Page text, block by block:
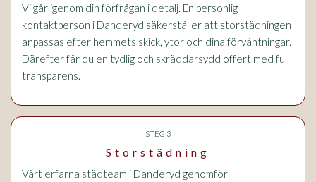
Vi går igenom din förfrågan i detalj. En personlig
kontaktperson i Danderyd säkerställer att storstädningen
anpassas efter hemmets skick, ytor och dina förväntningar.
Därefter får du en tydlig och skräddarsydd offert med full
transparens.
STEG 3
Storstädning
Vårt erfarna städteam i Danderyd genomför